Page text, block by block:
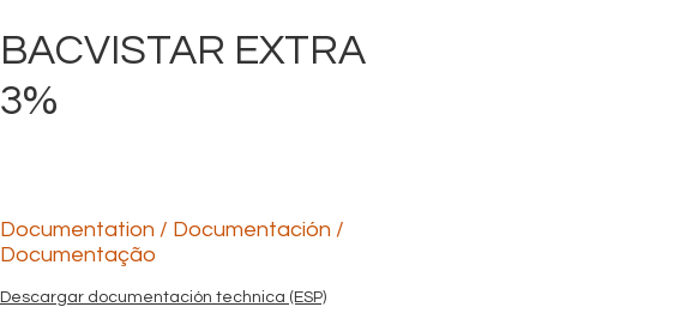
BACVISTAR EXTRA
3%
Documentation / Documentación /
Documentação
Descargar documentación technica (ESP)